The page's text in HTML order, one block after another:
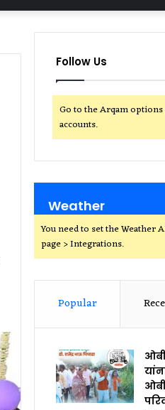
Follow Us
Go to the Arqam
accounts.
Weather
You need to set the Weather
page > Integrations.
Popular